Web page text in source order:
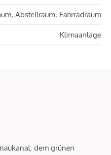
Abstellraum, Fahrradraum
Klimaanlage
dem grünen